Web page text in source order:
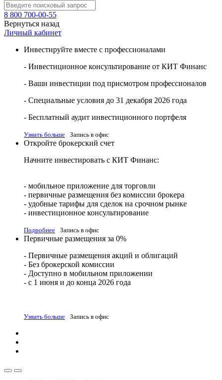
8 800 700-00-55
Вернуться назад
Личный кабинет
Инвестируйте вместе с профессионалами
- Инвестиционное консультирование от КИТ Финанс
- Ваши инвестиции под присмотром профессионалов
- Специальные условия до 31 декабря 2026 года
- Бесплатный аудит инвестиционного портфеля
Узнать больше Запись в офис
Откройте брокерский счет
Начните инвестировать с КИТ Финанс:
- мобильное приложение для торговли
- первичные размещения без комиссии брокера
- удобные тарифы для сделок на срочном рынке
- инвестиционное консультирование
Подробнее Запись в офис
Первичные размещения за 0%
- Первичные размещения акций и облигаций
- Без брокерской комиссии
- Доступно в мобильном приложении
- с 1 июня и до конца 2026 года
Узнать больше Запись в офис